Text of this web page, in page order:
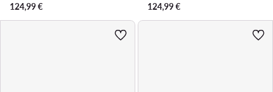
124,99€
124,99€